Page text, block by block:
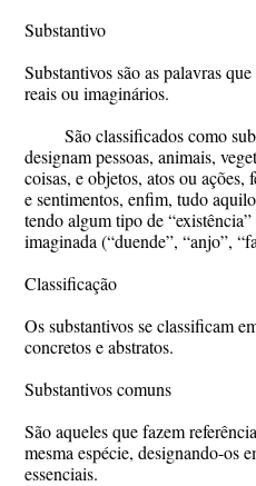
Substantivo
Substantivos são as palavras
reais ou imaginários.
São classificados como
designam pessoas, animais,
coisas, e objetos, atos ou ações,
e sentimentos, enfim, tudo
tendo algum tipo de
imaginada (“duende”, “anjo”,
Classificação
Os substantivos se classificam
concretos e abstratos.
Substantivos comuns
São aqueles que fazem
mesma espécie, designando-os
essenciais.